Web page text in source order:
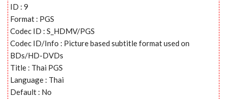
ID : 9
Format : PGS
Codec ID : S_HDMV/PGS
Codec ID/Info : Picture based subtitle format used on
BDs/HD-DVDs
Title : Thai PGS
Language : Thai
Default : No